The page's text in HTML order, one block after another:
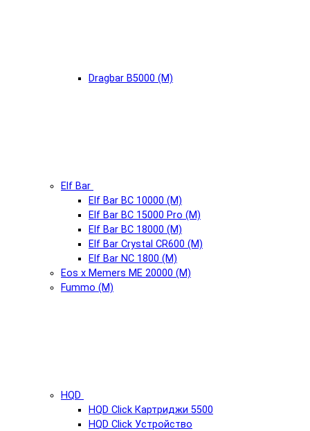
Dragbar B5000 (М)
Elf Bar
Elf Bar BC 10000 (М)
Elf Bar BC 15000 Pro (М)
Elf Bar BC 18000 (М)
Elf Bar Crystal CR600 (М)
Elf Bar NC 1800 (М)
Eos x Memers ME 20000 (М)
Fummo (М)
HQD
HQD Click Картриджи 5500
HQD Click Устройство